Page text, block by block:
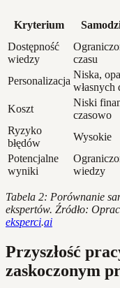
Kryterium
Dostępność
wiedzy
czasu
Personalizacja
Niska,
własnych
Koszt
Niski
czasowo
Ryzyko
błędów
Wysokie
Potencjalne
wyniki
wiedzy
Tabela 2: Porównanie
ekspertów. Źródło:
eksperci.ai
Przyszłość
zaskoczonym